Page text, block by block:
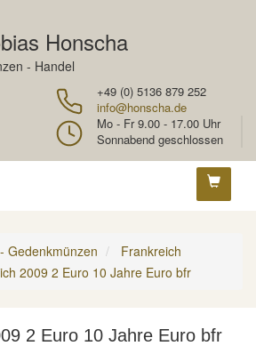
Honscha
- Handel
+49 (0) 5136 879 252
info@honscha.de
Mo - Fr 9.00 - 17.00 Uhr
Sonnabend geschlossen
Gedenkmünzen
Frankreich
2009 2 Euro 10 Jahre Euro bfr
2 Euro 10 Jahre Euro bfr